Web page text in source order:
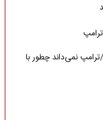
ترامپ نمی‌داند چطور با